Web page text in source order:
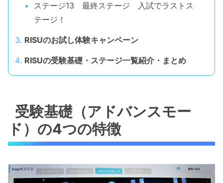
ステージ13 最終ステージ 入試でラストス
テージ！
RISUのお試し体験キャンペーン
RISUの受験基礎・ステージ一覧紹介・まとめ
受験基礎（アドバンスモー
ド）の4つの特徴